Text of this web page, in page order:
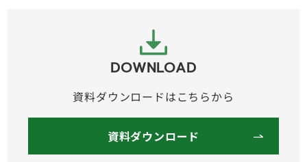
DOWNLOAD
資料ダウンロードはこちらから
資料ダウンロード